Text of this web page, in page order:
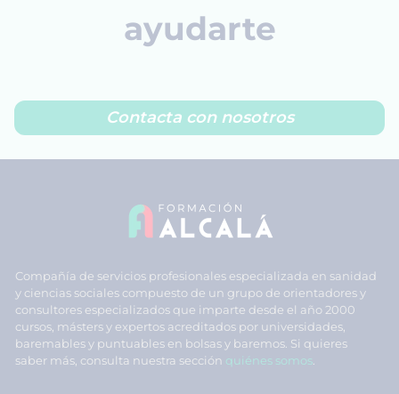
ayudarte
Contacta con nosotros
Compañía de servicios profesionales especializada en sanidad
y ciencias sociales compuesto de un grupo de orientadores y
consultores especializados que imparte desde el año 2000
cursos, másters y expertos acreditados por universidades,
baremables y puntuables en bolsas y baremos. Si quieres
saber más, consulta nuestra sección quiénes somos